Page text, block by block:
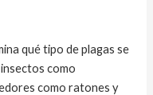
qué tipo de plagas se
como
como ratones y